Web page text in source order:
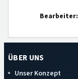
Bearbeiter:
ÜBER UNS
Unser Konzept